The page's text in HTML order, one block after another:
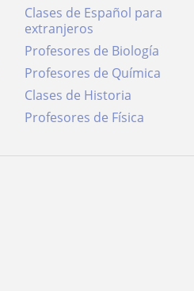
Clases de Español para
extranjeros
Profesores de Biología
Profesores de Química
Clases de Historia
Profesores de Física